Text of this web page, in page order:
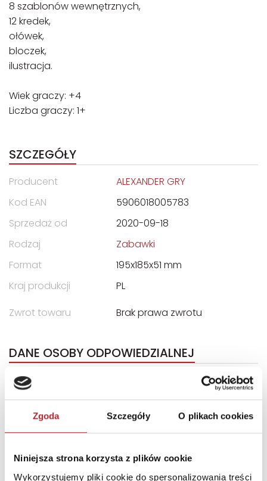
Zgoda Szczegóły O plikach cookies
Niniejsza strona korzysta z plików cookie
Wykorzystujemy pliki cookie do spersonalizowania treści
8 szablonów wewnętrznych,
12 kredek,
ołówek,
bloczek,
ilustracja.
Wiek graczy: +4
Liczba graczy: 1+
SZCZEGÓŁY
Producent
ALEXANDER GRY
Kod EAN
5906018005783
Sprzedaż od
2020-09-18
Rodzaj
Zabawki
Format
195x185x51 mm
Kraj produkcji
PL
Zwrot towaru
Brak prawa zwrotu
DANE OSOBY ODPOWIEDZIALNEJ
Nazwa
Zakład Produkcyjny
ALEXANDER Piotr Pundzis
ul. Telewizyjna 19
Kod pocztowy
80-209
Miasto
Chwaszczyno